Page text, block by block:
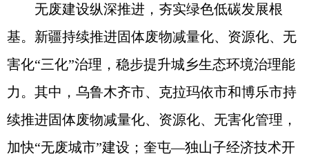
无废建设纵深推进，夯实绿色低碳发展根
基。新疆持续推进固体废物减量化、资源化、无
害化“三化”治理，稳步提升城乡生态环境治理能
力。其中，乌鲁木齐市、克拉玛依市和博乐市持
续推进固体废物减量化、资源化、无害化管理，
加快“无废城市”建设；奎屯—独山子经济技术开